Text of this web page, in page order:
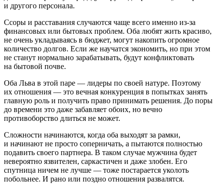
и другого персонала.
Ссоры и расставания случаются чаще всего именно из-за
финансовых или бытовых проблем. Оба любят жить красиво,
не очень укладываясь в бюджет, могут накопить огромное
количество долгов. Если же научатся экономить, но при этом
не станут нормально зарабатывать, будут конфликтовать
на бытовой почве.
Оба Льва в этой паре — лидеры по своей натуре. Поэтому
их отношения — это вечная конкуренция в попытках занять
главную роль и получить право принимать решения. До поры
до времени это даже забавляет обоих, но вечно
противоборство длиться не может.
Сложности начинаются, когда оба выходят за рамки,
и начинают не просто соперничать, а пытаются полностью
подавить своего партнера. В таком случае мужчина будет
невероятно язвителен, саркастичен и даже злобен. Его
спутница ничем не лучше — тоже постарается уколоть
побольнее. И рано или поздно отношения развалятся.